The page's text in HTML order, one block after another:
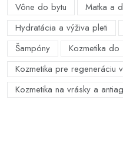
Vône do bytu
Matka a
Hydratácia a výživa pleti
Šampóny
Kozmetika
Kozmetika pre regeneráciu
Kozmetika na vrásky a